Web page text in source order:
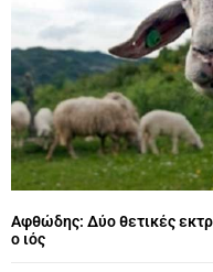
Αφθώδης: Δύο θετικές
ο ιός